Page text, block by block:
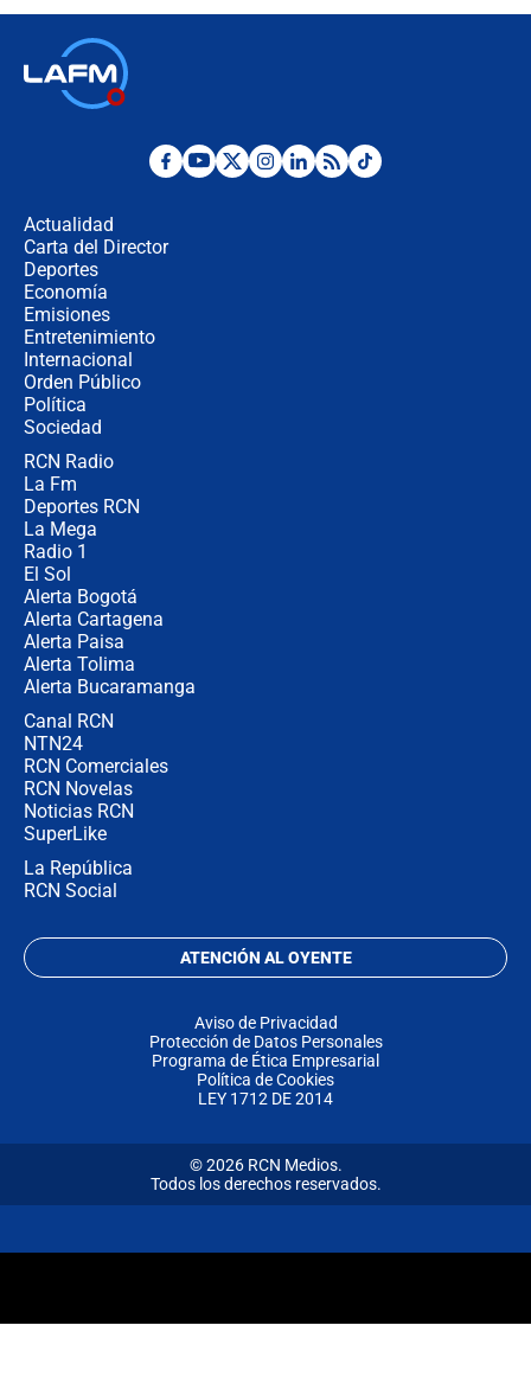
Posesión de Abelardo De La Espriella
Actualidad
Carta del Director
Deportes
Economía
Emisiones
Entretenimiento
Internacional
Orden Público
Política
Sociedad
RCN Radio
La Fm
Deportes RCN
La Mega
Radio 1
El Sol
Alerta Bogotá
Alerta Cartagena
Alerta Paisa
Alerta Tolima
Alerta Bucaramanga
Canal RCN
NTN24
RCN Comerciales
RCN Novelas
Noticias RCN
SuperLike
La República
RCN Social
ATENCIÓN AL OYENTE
Aviso de Privacidad
Protección de Datos Personales
Programa de Ética Empresarial
Política de Cookies
LEY 1712 DE 2014
© 2026 RCN Medios.
Todos los derechos reservados.